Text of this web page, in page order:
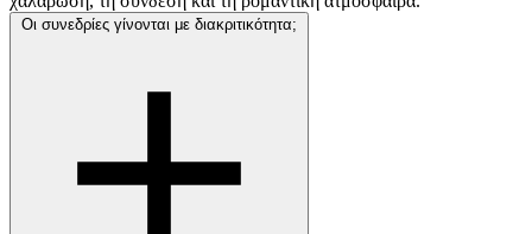
Οι συνεδρίες γίνονται με διακριτικότητα;